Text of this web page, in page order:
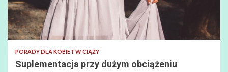
PORADY DLA KOBIET W CIĄŻY
Suplementacja przy dużym obciążeniu